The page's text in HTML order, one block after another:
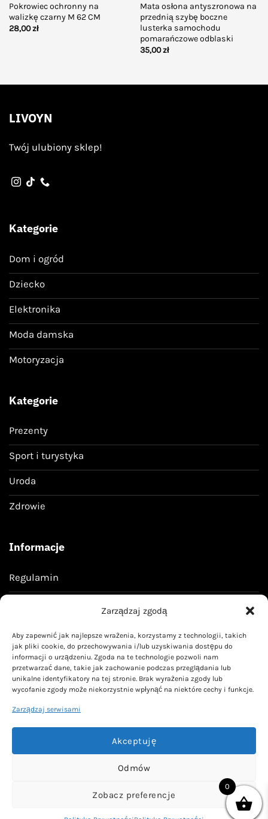
Zarządzaj zgodą
Aby zapewnić jak najlepsze wrażenia, korzystamy z technologii, takich
jak pliki cookie, do przechowywania i/lub uzyskiwania dostępu do
informacji o urządzeniu. Zgoda na te technologie pozwoli nam
przetwarzać dane, takie jak zachowanie podczas przeglądania lub
unikalne identyfikatory na tej stronie. Brak wyrażenia zgody lub
wycofanie zgody może niekorzystnie wpłynąć na niektóre cechy i funkcje.
Zarządzaj serwisami
Akceptuję
Odmów
Zobacz preferencje
Pokrowiec ochronny na
walizkę czarny M 62 CM
28,00zł
Mata osłona antyszronowa na
przednią szybę boczne
lusterka samochodu
pomarańczowe odblaski
35,00zł
LIVOYN
Twój ulubiony sklep!
Kategorie
Dom i ogród
Dziecko
Elektronika
Moda damska
Motoryzacja
Kategorie
Prezenty
Sport i turystyka
Uroda
Zdrowie
Informacje
Regulamin
Kontakt
kontakt@livoyn.pl
Wszelkie prawa zastrzeżone Livoyn.pl
0